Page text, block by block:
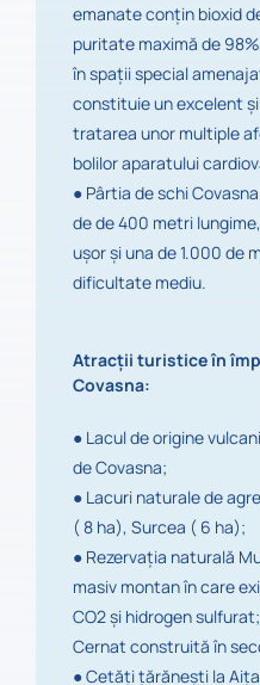
emanate conțin bioxid
puritate maximă de
în spații special
constituie un excelent
tratarea unor multiple
bolilor aparatului
● Pârtia de schi
de de 400 metri
uşor şi una de 1.000 de
dificultate mediu.
Atracții turistice în
Covasna:
● Lacul de origine
de Covasna;
● Lacuri naturale de
( 8 ha), Surcea ( 6 ha);
● Rezervaţia naturală
masiv montan în care
CO2 şi hidrogen
Cernat construită în
●Cetăţi ţărăneşti la